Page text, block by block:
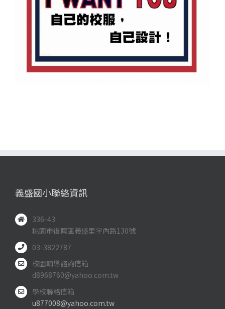
義盛國小聯絡資訊
336-43
桃園市復興區義盛里宇內路130號
03-3822787
校園輔導諮詢信箱
d8968760@yahoo.com.tw
學校聯絡信箱
u877008@yahoo.com.tw